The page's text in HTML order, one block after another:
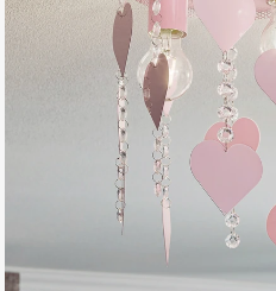
images
gallery